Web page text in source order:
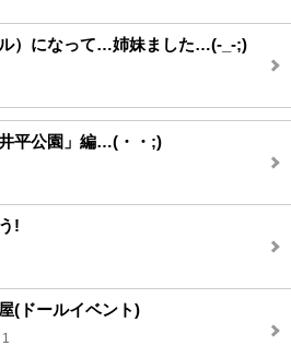
）になって…姉妹ました…(-_-;)
平公園」編…(・・;)
!
(ドールイベント)
1